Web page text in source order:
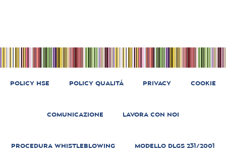
POLICY HSE POLICY QUALITÁ PRIVACY COOKIE
COMUNICAZIONE LAVORA CON NOI
PROCEDURA WHISTLEBLOWING MODELLO DLGS 231/2001